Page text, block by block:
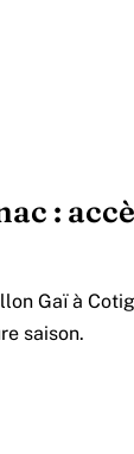
:
Gaï à
saison.